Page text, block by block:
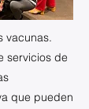
vacunas.
servicios de
que pueden